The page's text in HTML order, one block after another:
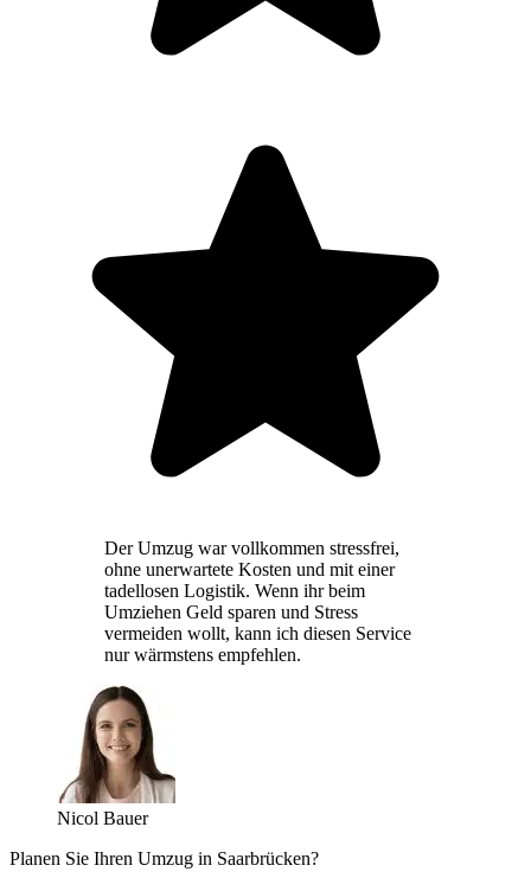
Der Umzug war vollkommen stressfrei,
ohne unerwartete Kosten und mit einer
tadellosen Logistik. Wenn ihr beim
Umziehen Geld sparen und Stress
vermeiden wollt, kann ich diesen Service
nur wärmstens empfehlen.
Nicol Bauer
Planen Sie Ihren Umzug in Saarbrücken?